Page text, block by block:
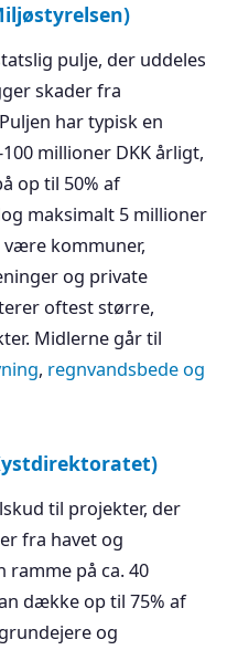
pulje, der uddeles
skader fra
har typisk en
millioner DKK årligt,
op til 50% af
maksimalt 5 millioner
være kommuner,
og private
oftest større,
Midlerne går til
, regnvandsbede og
til projekter, der
fra havet og
ramme på ca. 40
dække op til 75% af
og